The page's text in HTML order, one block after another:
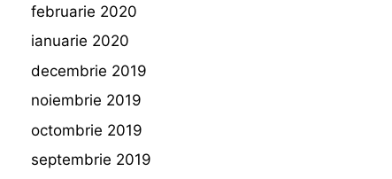
februarie 2020
ianuarie 2020
decembrie 2019
noiembrie 2019
octombrie 2019
septembrie 2019